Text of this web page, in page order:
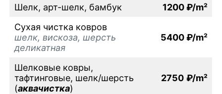
Шелк, арт-шелк, бамбук
1200 ₽/m²
Сухая чистка ковров
шелк, вискоза, шерсть
деликатная
5400 ₽/m²
Шелковые ковры,
тафтинговые, шелк/шерсть
(аквачистка)
2750 ₽/m²